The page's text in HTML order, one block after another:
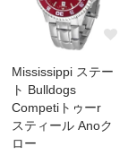
Mississippi ステー
ト Bulldogs
Competiトゥーr
スティール Anoク
ロー